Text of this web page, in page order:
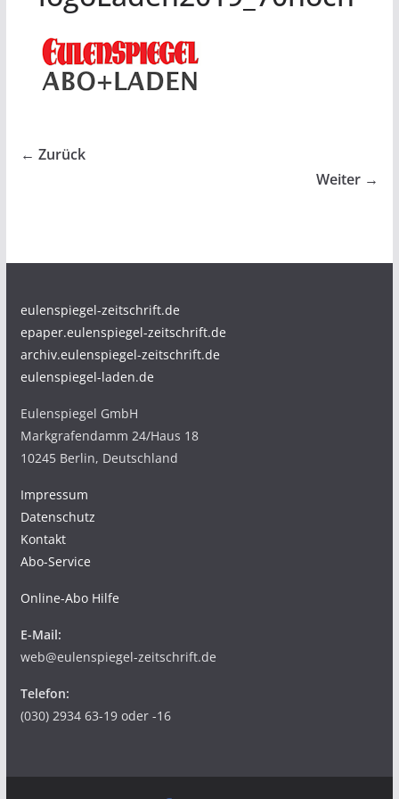
← Zurück
Weiter →
eulenspiegel-zeitschrift.de
epaper.eulenspiegel-zeitschrift.de
archiv.eulenspiegel-zeitschrift.de
eulenspiegel-laden.de
Eulenspiegel GmbH
Markgrafendamm 24/Haus 18
10245 Berlin, Deutschland
Impressum
Datenschutz
Kontakt
Abo-Service
Online-Abo Hilfe
E-Mail:
web@eulenspiegel-zeitschrift.de
Telefon:
(030) 2934 63-19 oder -16